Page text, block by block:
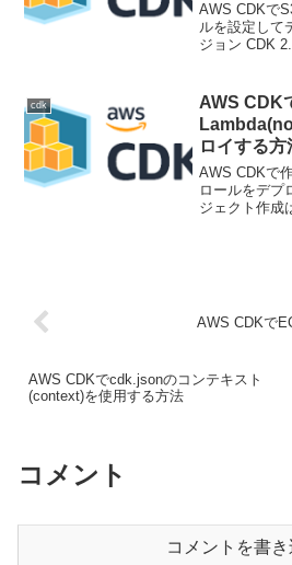
AWS CDKで
ルを設定して
ジョン CDK
StackProp...
cdk
AWS CDK
ロイする方
AWS CDKで
ロールをデプ
ジェクト作成
AWS CDKで
AWS CDKでcdk.jsonのコンテキスト
(context)を使用する方法
コメント
コメントを書き